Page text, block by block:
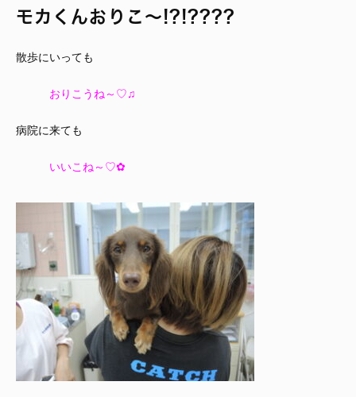
モカくんおりこ～!?!????
散歩にいっても
おりこうね～♡♫
病院に来ても
いいこね～♡✿